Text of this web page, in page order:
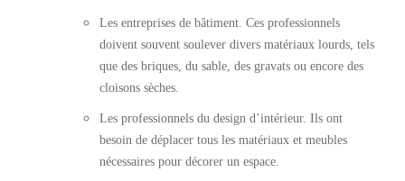
Les entreprises de bâtiment. Ces professionnels
doivent souvent soulever divers matériaux lourds, tels
que des briques, du sable, des gravats ou encore des
cloisons sèches.
Les professionnels du design d’intérieur. Ils ont
besoin de déplacer tous les matériaux et meubles
nécessaires pour décorer un espace.